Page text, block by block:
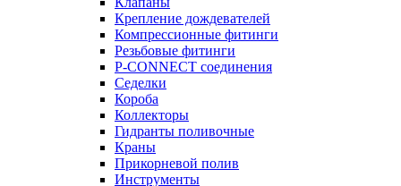
Крепление дождевателей
Компрессионные фитинги
Резьбовые фитинги
P-CONNECT соединения
Седелки
Короба
Коллекторы
Гидранты поливочные
Краны
Прикорневой полив
Инструменты